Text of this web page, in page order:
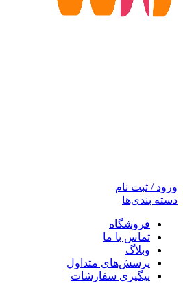
ورود / ثبت نام
دسته بندی‌ها
فروشگاه
تماس با ما
وبلاگ
پرسش‌های متداول
پیگیری سفارشات